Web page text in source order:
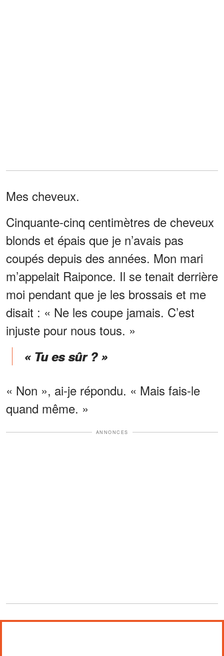
Mes cheveux.
Cinquante-cinq centimètres de cheveux
blonds et épais que je n’avais pas
coupés depuis des années. Mon mari
m’appelait Raiponce. Il se tenait derrière
moi pendant que je les brossais et me
disait : « Ne les coupe jamais. C’est
injuste pour nous tous. »
« Tu es sûr ? »
« Non », ai-je répondu. « Mais fais-le
quand même. »
ANNONCES